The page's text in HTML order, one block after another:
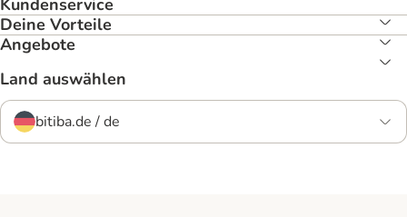
Kundenservice
Deine Vorteile
Angebote
Land auswählen
bitiba.de / de